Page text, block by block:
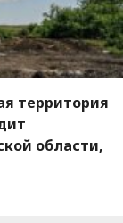
территория
области,